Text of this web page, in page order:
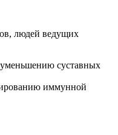
людей ведущих
уменьшению суставных
иммунной